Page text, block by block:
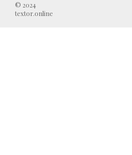
© 2024
textor.online